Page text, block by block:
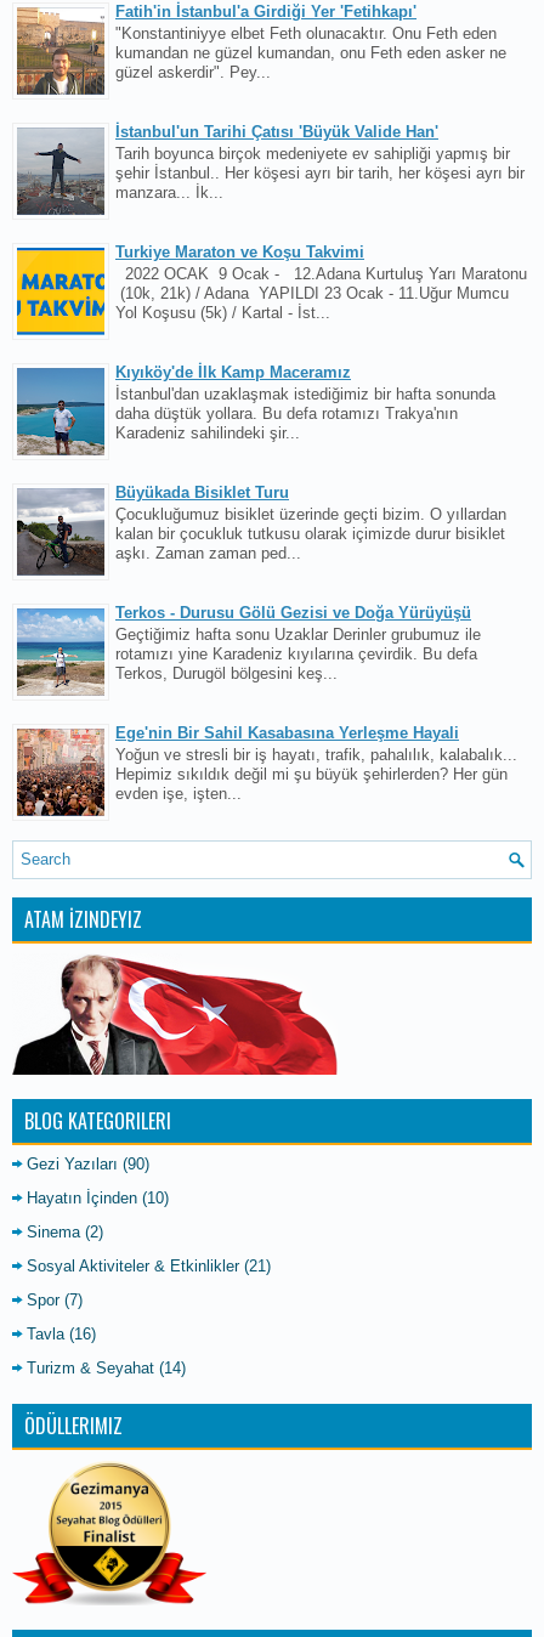
Fatih'in İstanbul'a Girdiği Yer 'Fetihkapı'
"Konstantiniyye elbet Feth olunacaktır. Onu Feth eden
kumandan ne güzel kumandan, onu Feth eden asker ne
güzel askerdir". Pey...
İstanbul'un Tarihi Çatısı 'Büyük Valide Han'
Tarih boyunca birçok medeniyete ev sahipliği yapmış bir
şehir İstanbul.. Her köşesi ayrı bir tarih, her köşesi ayrı bir
manzara... İk...
Turkiye Maraton ve Koşu Takvimi
2022 OCAK 9 Ocak - 12.Adana Kurtuluş Yarı Maratonu
(10k, 21k) / Adana YAPILDI 23 Ocak - 11.Uğur Mumcu
Yol Koşusu (5k) / Kartal - İst...
Kıyıköy'de İlk Kamp Maceramız
İstanbul'dan uzaklaşmak istediğimiz bir hafta sonunda
daha düştük yollara. Bu defa rotamızı Trakya'nın
Karadeniz sahilindeki şir...
Büyükada Bisiklet Turu
Çocukluğumuz bisiklet üzerinde geçti bizim. O yıllardan
kalan bir çocukluk tutkusu olarak içimizde durur bisiklet
aşkı. Zaman zaman ped...
Terkos - Durusu Gölü Gezisi ve Doğa Yürüyüşü
Geçtiğimiz hafta sonu Uzaklar Derinler grubumuz ile
rotamızı yine Karadeniz kıyılarına çevirdik. Bu defa
Terkos, Durugöl bölgesini keş...
Ege'nin Bir Sahil Kasabasına Yerleşme Hayali
Yoğun ve stresli bir iş hayatı, trafik, pahalılık, kalabalık...
Hepimiz sıkıldık değil mi şu büyük şehirlerden? Her gün
evden işe, işten...
ATAM İZINDEYIZ
BLOG KATEGORILERI
Gezi Yazıları (90)
Hayatın İçinden (10)
Sinema (2)
Sosyal Aktiviteler & Etkinlikler (21)
Spor (7)
Tavla (16)
Turizm & Seyahat (14)
ÖDÜLLERIMIZ